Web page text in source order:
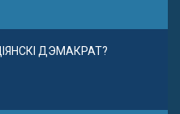
ДЭМАКРАТ?